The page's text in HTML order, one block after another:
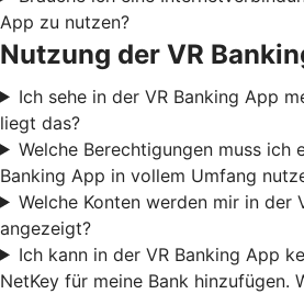
App zu nutzen?
Nutzung der VR
Ich sehe in der VR Banking App
liegt das?
Welche Berechtigungen muss ich
Banking App in vollem Umfang
Welche Konten werden mir in der
angezeigt?
Ich kann in der VR Banking App
NetKey für meine Bank hinzufügen.